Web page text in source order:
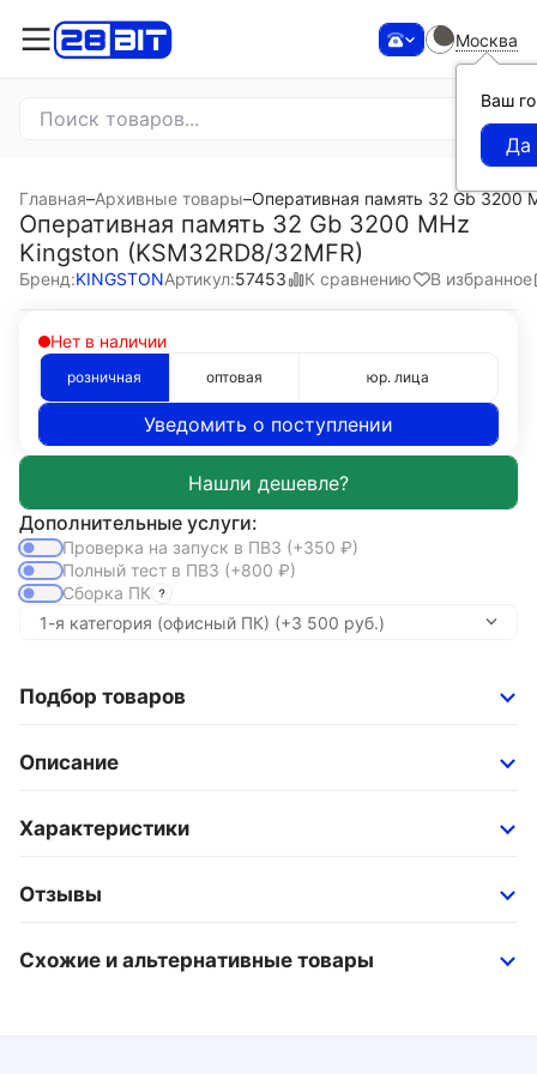
Москва
Ваш
Главная–Архивные товары–Оперативная память 32 Gb 3200
Оперативная память 32 Gb 3200 MHz
Kingston (KSM32RD8/32MFR)
Бренд:KINGSTONАртикул:57453 К сравнению В избранное
Нет в наличии
розничная оптовая юр. лица
Уведомить о поступлении
Дополнительные услуги:
Проверка на запуск в ПВЗ (+350 ₽)
Полный тест в ПВЗ (+800 ₽)
Сборка ПК
Подбор товаров
Описание
Характеристики
Отзывы
Схожие и альтернативные товары